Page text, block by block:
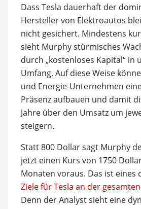
Dass Tesla dauerhaft der
Hersteller von Elektroautos
nicht gesichert. Mindestens
sieht Murphy stürmisches
durch „kostenloses Kapital“ in
Umfang. Auf diese Weise
und Energie-Unternehmen
Präsenz aufbauen und damit
Jahre über den Umsatz um
steigern.
Statt 800 Dollar sagt Murphy
jetzt einen Kurs von 1750
Monaten voraus. Das ist eines
Ziele für Tesla an der
Denn der Analyst sieht eine